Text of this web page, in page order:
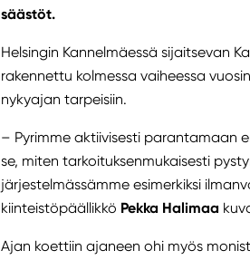
säästöt.
Helsingin Kannelmäessä sijaitsevan
rakennettu kolmessa vaiheessa
nykyajan tarpeisiin.
– Pyrimme aktiivisesti parantamaan
se, miten tarkoituksenmukaisesti
järjestelmässämme esimerkiksi
kiinteistöpäällikkö Pekka Halimaa
Ajan koettiin ajaneen ohi myös